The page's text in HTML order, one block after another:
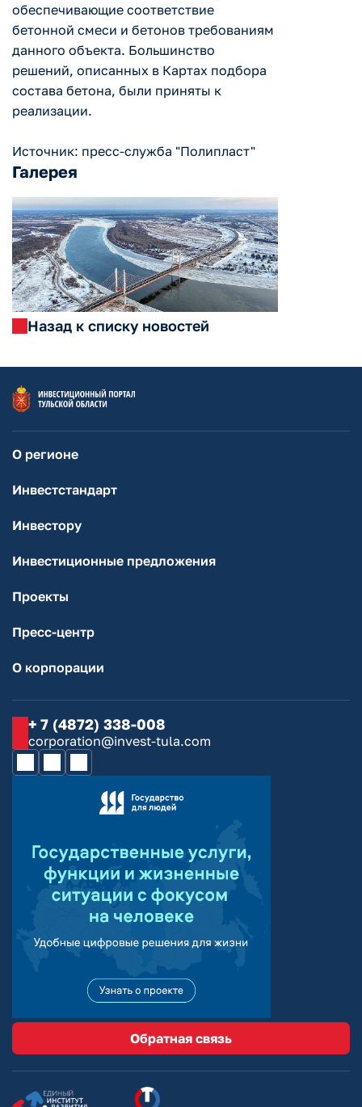
обеспечивающие соответствие
бетонной смеси и бетонов требованиям
данного объекта. Большинство
решений, описанных в Картах подбора
состава бетона, были приняты к
реализации.
Источник: пресс-служба "Полипласт"
Галерея
Назад к списку новостей
О регионе
Инвестстандарт
Инвестору
Инвестиционные предложения
Проекты
Пресс-центр
О корпорации
+ 7 (4872) 338-008
corporation@invest-tula.com
Обратная связь